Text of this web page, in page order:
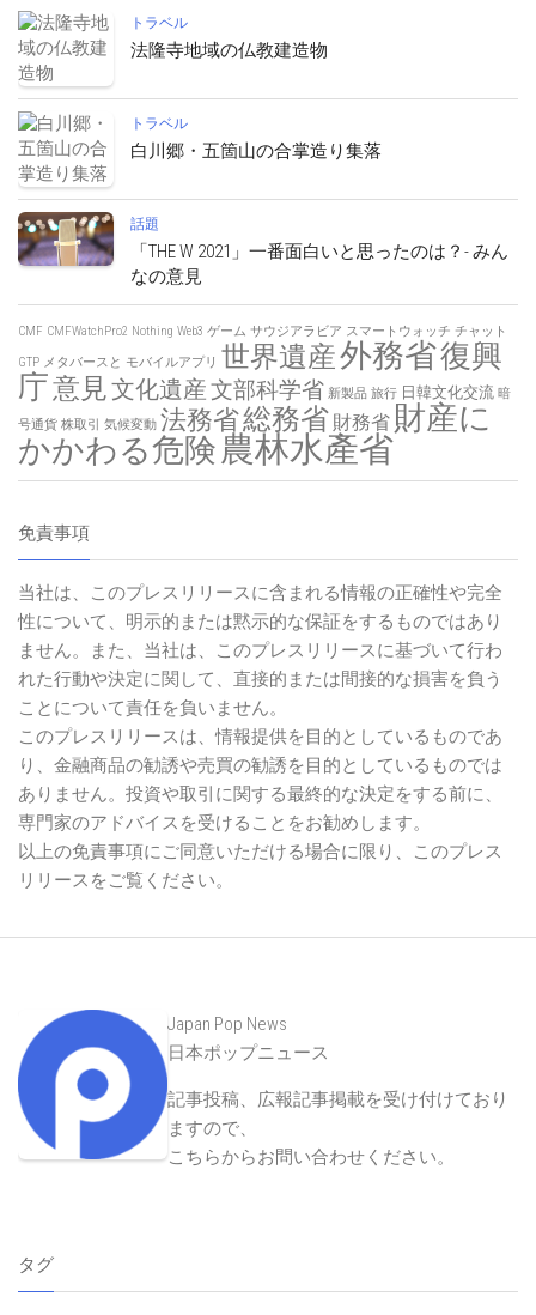
トラベル
法隆寺地域の仏教建造物
トラベル
白川郷・五箇山の合掌造り集落
話題
「THE W 2021」一番面白いと思ったのは？- みん
なの意見
CMF CMFWatchPro2 Nothing Web3 ゲーム サウジアラビア スマートウォッチ チャット
GTP メタバースと モバイルアプリ 世界遺産外務省復興
庁意見文化遺産文部科学省 新製品 旅行 日韓文化交流 暗
号通貨 株取引 気候変動 法務省総務省 財務省 財産に
かかわる危険農林水產省
免責事項
当社は、このプレスリリースに含まれる情報の正確性や完全
性について、明示的または黙示的な保証をするものではあり
ません。また、当社は、このプレスリリースに基づいて行わ
れた行動や決定に関して、直接的または間接的な損害を負う
ことについて責任を負いません。
このプレスリリースは、情報提供を目的としているものであ
り、金融商品の勧誘や売買の勧誘を目的としているものでは
ありません。投資や取引に関する最終的な決定をする前に、
専門家のアドバイスを受けることをお勧めします。
以上の免責事項にご同意いただける場合に限り、このプレス
リリースをご覧ください。
Japan Pop News
日本ポップニュース
記事投稿、広報記事掲載を受け付けており
ますので、
こちらからお問い合わせください。
タグ